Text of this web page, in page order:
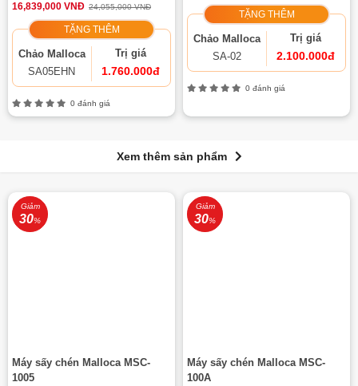
16,839,000 VNĐ 24,055,000 VNĐ
TẶNG THÊM
Chảo Malloca
SA05EHN
Trị giá
1.760.000đ
0 đánh giá
TẶNG THÊM
Chảo Malloca
SA-02
Trị giá
2.100.000đ
0 đánh giá
Xem thêm sản phẩm
Giảm
30%
Máy sấy chén Malloca MSC-
1005
Giảm
30%
Máy sấy chén Malloca MSC-
100A